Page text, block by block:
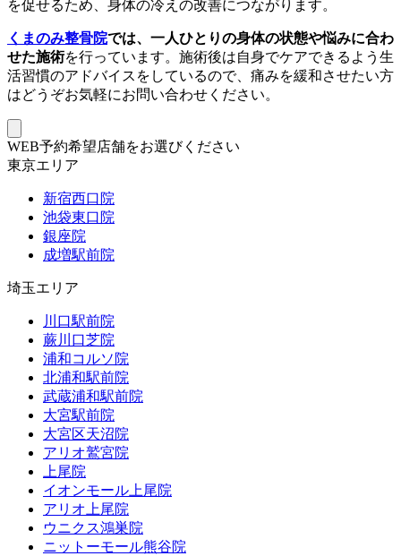
を促せるため、身体の冷えの改善につながります。
くまのみ整骨院では、一人ひとりの身体の状態や悩みに合わ
せた施術を行っています。施術後は自身でケアできるよう生
活習慣のアドバイスをしているので、痛みを緩和させたい方
はどうぞお気軽にお問い合わせください。
WEB予約希望店舗をお選びください
東京エリア
新宿西口院
池袋東口院
銀座院
成増駅前院
埼玉エリア
川口駅前院
蕨川口芝院
浦和コルソ院
北浦和駅前院
武蔵浦和駅前院
大宮駅前院
大宮区天沼院
アリオ鷲宮院
上尾院
イオンモール上尾院
アリオ上尾院
ウニクス鴻巣院
ニットーモール熊谷院